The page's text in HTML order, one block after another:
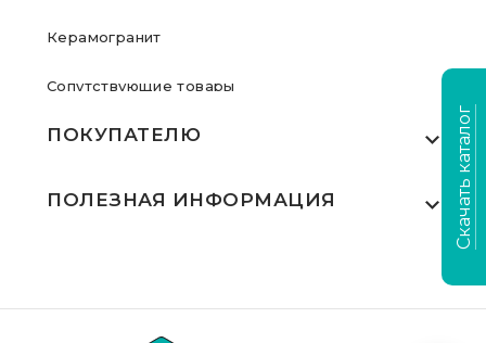
Керамогранит
Сопутствующие товары
ПОКУПАТЕЛЮ
Где купить
ПОЛЕЗНАЯ ИНФОРМАЦИЯ
Видеообзоры
Скачать каталог